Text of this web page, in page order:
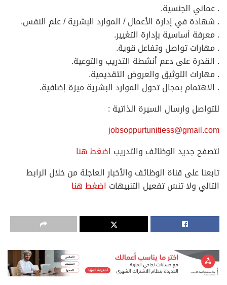
. عماني الجنسية.
. شهادة في إدارة الأعمال / الموارد البشرية / علم النفس.
. معرفة أساسية بإدارة التغيير.
. مهارات تواصل وتفاعل قوية.
. القدرة على دعم أنشطة التدريب والتوعية.
. مهارات التوثيق والعروض التقديمية.
. الاهتمام بمجال تحول الموارد البشرية ميزة إضافية.
للتواصل وارسال السيرة الذاتية :
jobsoppurtunitiess@gmail.com
لتصفح جديد الوظائف والتدريب اضغط هنا
تابعنا على قناة الوظائف والأخبار العاجلة من خلال الرابط
التالي ولا تنسَ تفعيل التنبيهات اضغط هنا